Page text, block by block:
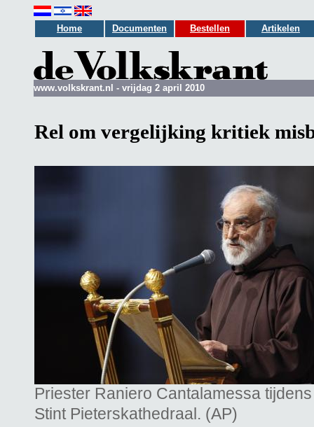
Home Documenten Bestellen Artikelen
www.volkskrant.nl - vrijdag 2 april 2010
Rel om vergelijking kritiek
Priester Raniero Cantalamessa
Stint Pieterskathedraal. (AP)